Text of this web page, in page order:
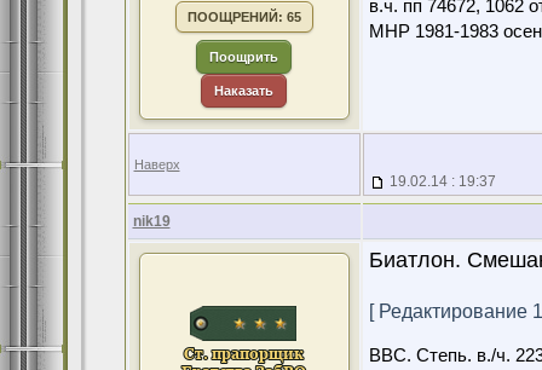
ПООЩРЕНИЙ: 65
Поощрить
Наказать
в.ч. пп 74672, 1062
МНР 1981-1983
Наверх
19.02.14 : 19:37
nik19
Биатлон.
[ Редактирование
ВВС. Степь. в./ч.